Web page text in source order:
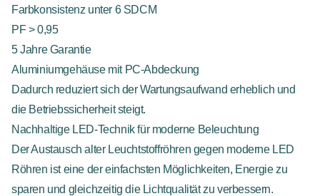
Farbkonsistenz unter 6 SDCM
PF > 0,95
5 Jahre Garantie
Aluminiumgehäuse mit PC-Abdeckung
Dadurch reduziert sich der Wartungsaufwand erheblich und
die Betriebssicherheit steigt.
Nachhaltige LED-Technik für moderne Beleuchtung
Der Austausch alter Leuchtstoffröhren gegen moderne LED
Röhren ist eine der einfachsten Möglichkeiten, Energie zu
sparen und gleichzeitig die Lichtqualität zu verbessern.